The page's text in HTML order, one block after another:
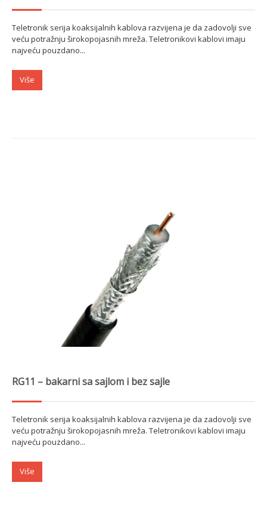
Teletronik serija koaksijalnih kablova razvijena je da zadovolji sve
veću potražnju širokopojasnih mreža. Teletronikovi kablovi imaju
najveću pouzdano...
Više
RG11 – bakarni sa sajlom i bez sajle
Teletronik serija koaksijalnih kablova razvijena je da zadovolji sve
veću potražnju širokopojasnih mreža. Teletronikovi kablovi imaju
najveću pouzdano...
Više